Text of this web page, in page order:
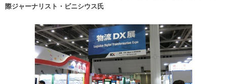
際ジャーナリスト・ビニシウス氏